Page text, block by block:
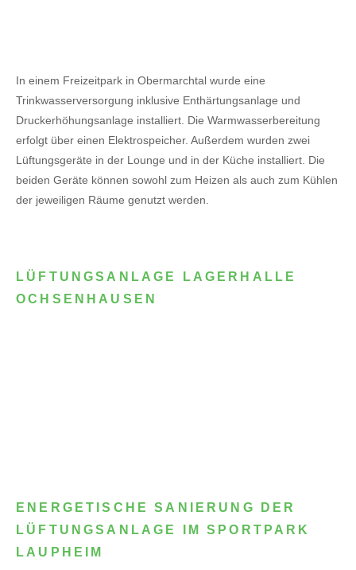
In einem Freizeitpark in Obermarchtal wurde eine
Trinkwasserversorgung inklusive Enthärtungsanlage und
Druckerhöhungsanlage installiert. Die Warmwasserbereitung
erfolgt über einen Elektrospeicher. Außerdem wurden zwei
Lüftungsgeräte in der Lounge und in der Küche installiert. Die
beiden Geräte können sowohl zum Heizen als auch zum Kühlen
der jeweiligen Räume genutzt werden.
LÜFTUNGSANLAGE LAGERHALLE
OCHSENHAUSEN
ENERGETISCHE SANIERUNG DER
LÜFTUNGSANLAGE IM SPORTPARK
LAUPHEIM